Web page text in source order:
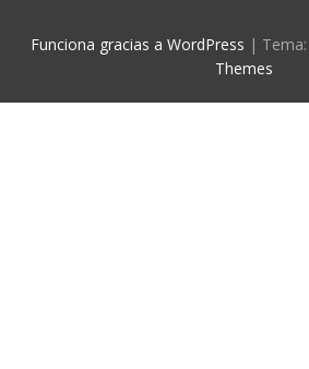
Funciona gracias a WordPress |
Themes